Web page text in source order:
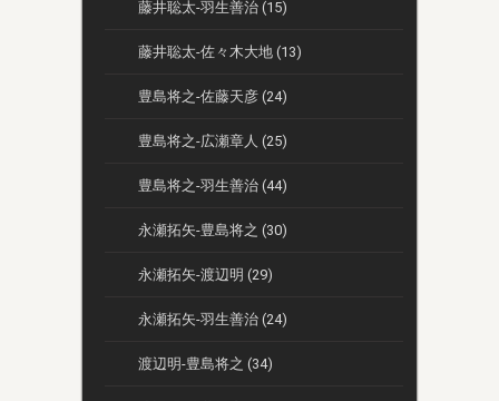
藤井聡太-羽生善治 (15)
藤井聡太-佐々木大地 (13)
豊島将之-佐藤天彦 (24)
豊島将之-広瀬章人 (25)
豊島将之-羽生善治 (44)
永瀬拓矢-豊島将之 (30)
永瀬拓矢-渡辺明 (29)
永瀬拓矢-羽生善治 (24)
渡辺明-豊島将之 (34)